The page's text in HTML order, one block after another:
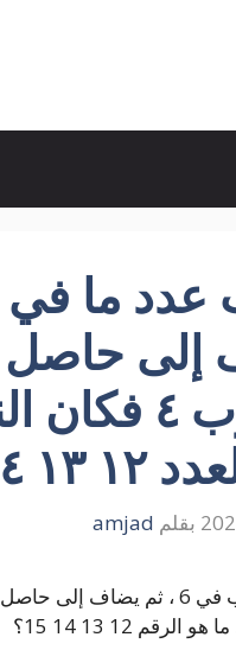
إلى حاصل
١٣ ١٤ ١٥
بقلم amjad